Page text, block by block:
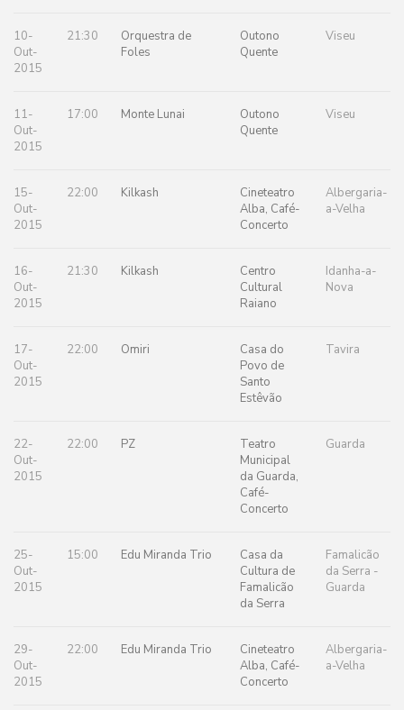
10-
Out-
2015
21:30
Orquestra de
Foles
Outono
Quente
Viseu
11-
Out-
2015
17:00 Monte Lunai
Outono
Quente
Viseu
15-
Out-
2015
22:00 Kilkash
Cineteatro
Alba, Café-
Concerto
Albergaria-
a-Velha
16-
Out-
2015
21:30 Kilkash
Centro
Cultural
Raiano
Idanha-a-
Nova
17-
Out-
2015
22:00 Omiri
Casa do
Povo de
Santo
Estêvão
Tavira
22-
Out-
2015
22:00 PZ
Teatro
Municipal
da Guarda,
Café-
Concerto
Guarda
25-
Out-
2015
15:00 Edu Miranda Trio
Casa da
Cultura de
Famalicão
da Serra
Famalicão
da Serra -
Guarda
29-
Out-
2015
22:00 Edu Miranda Trio
Cineteatro
Alba, Café-
Concerto
Albergaria-
a-Velha